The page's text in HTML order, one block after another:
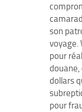
son
voyage.
pour
douane,
dollars
pour